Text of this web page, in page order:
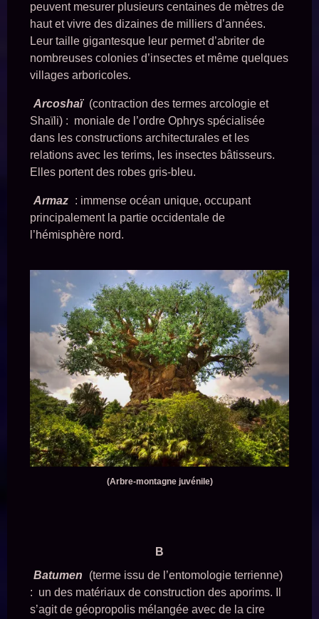
peuvent mesurer plusieurs centaines de mètres de
haut et vivre des dizaines de milliers d’années.
Leur taille gigantesque leur permet d’abriter de
nombreuses colonies d’insectes et même quelques
villages arboricoles.
Arcoshaï
(contraction des termes arcologie et
Shaïli) : moniale de l’ordre Ophrys spécialisée
dans les constructions architecturales et les
relations avec les terims, les insectes bâtisseurs.
Elles portent des robes gris-bleu.
Armaz
: immense océan unique, occupant
principalement la partie occidentale de
l’hémisphère nord.
(Arbre-montagne juvénile)
B
Batumen
(terme issu de l’entomologie terrienne)
: un des matériaux de construction des aporims. Il
s’agit de géopropolis mélangée avec de la cire